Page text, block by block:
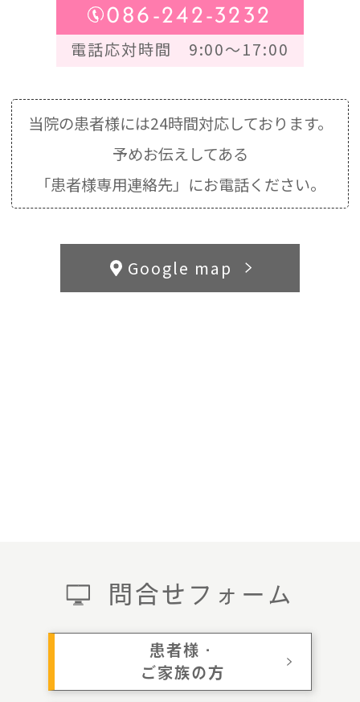
086-242-3232
電話応対時間 9:00～17:00
当院の患者様には24時間対応しております。
予めお伝えしてある
「患者様専用連絡先」にお電話ください。
問合せフォーム
患者様・
ご家族の方
Google map